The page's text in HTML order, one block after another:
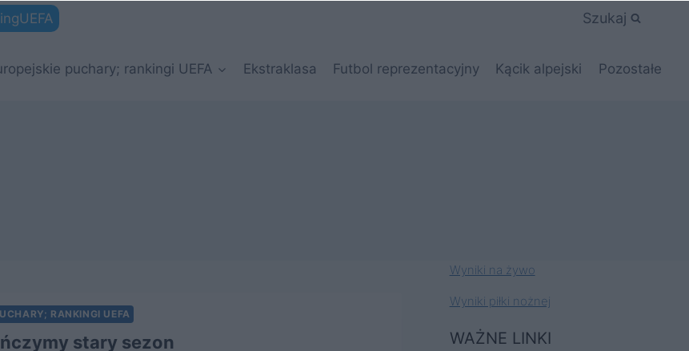
Szukaj
puchary; rankingi UEFA Ekstraklasa Futbol reprezentacyjny Kącik alpejski Pozostałe
RANKINGI UEFA
stary sezon
Wyniki na żywo
Wyniki piłki nożnej
WAŻNE LINKI